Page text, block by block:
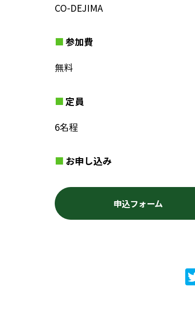
CO-DEJIMA
参加費
無料
定員
6名程
お申し込み
申込フォーム